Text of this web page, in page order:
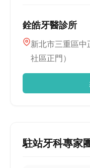
銓皓牙醫診所
新北市三重區中
社區正門）
駐站牙科專家